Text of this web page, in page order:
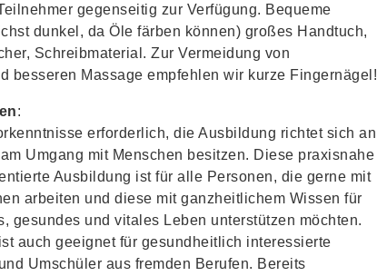
gegenseitig zur Verfügung. Bequeme
dunkel, da Öle färben können) großes Handtuch,
Schreibmaterial. Zur Vermeidung von
besseren Massage empfehlen wir kurze Fingernägel!
:
erforderlich, die Ausbildung richtet sich an
Umgang mit Menschen besitzen. Diese praxisnahe
Ausbildung ist für alle Personen, die gerne mit
arbeiten und diese mit ganzheitlichem Wissen für
gesundes und vitales Leben unterstützen möchten.
auch geeignet für gesundheitlich interessierte
Umschüler aus fremden Berufen. Bereits